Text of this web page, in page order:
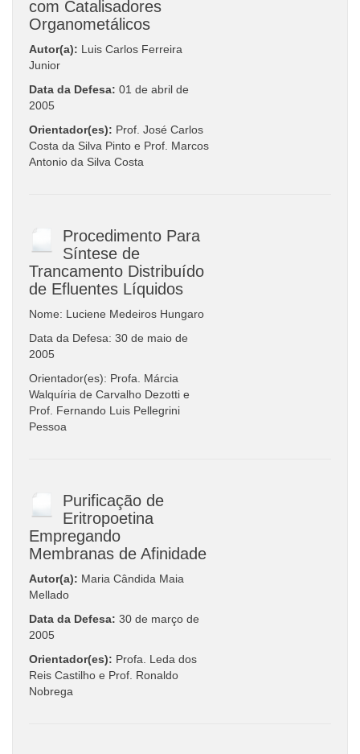
com Catalisadores
Organometálicos
Autor(a): Luis Carlos Ferreira
Junior
Data da Defesa: 01 de abril de
2005
Orientador(es): Prof. José Carlos
Costa da Silva Pinto e Prof. Marcos
Antonio da Silva Costa
Procedimento Para
Síntese de
Trancamento Distribuído
de Efluentes Líquidos
Nome: Luciene Medeiros Hungaro
Data da Defesa: 30 de maio de
2005
Orientador(es): Profa. Márcia
Walquíria de Carvalho Dezotti e
Prof. Fernando Luis Pellegrini
Pessoa
Purificação de
Eritropoetina
Empregando
Membranas de Afinidade
Autor(a): Maria Cândida Maia
Mellado
Data da Defesa: 30 de março de
2005
Orientador(es): Profa. Leda dos
Reis Castilho e Prof. Ronaldo
Nobrega